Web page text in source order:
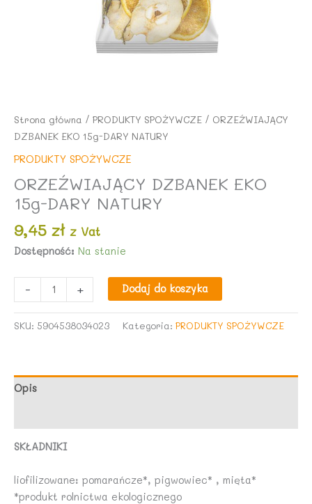
Strona główna / PRODUKTY SPOŻYWCZE / ORZEŹWIAJĄCY
DZBANEK EKO 15g-DARY NATURY
PRODUKTY SPOŻYWCZE
ORZEŹWIAJĄCY DZBANEK EKO
15g-DARY NATURY
9,45 zł z Vat
Dostępność: Na stanie
-
ORZEŹWIAJĄCY
DZBANEK
NATURY
+ Dodaj do koszyka
SKU: 5904538034023 Kategoria: PRODUKTY SPOŻYWCZE
Opis
SKŁADNIKI
liofilizowane: pomarańcze*, pigwowiec* , mięta*
*produkt rolnictwa ekologicznego